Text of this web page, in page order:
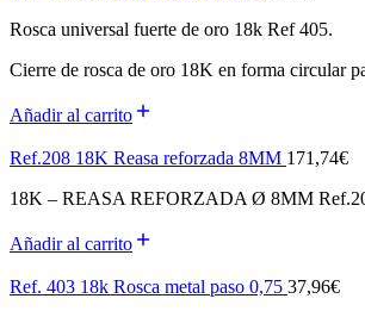
Rosca universal fuerte de oro 18k Ref 405.
Cierre de rosca de oro 18K en forma circular
Añadir al carrito
Ref.208 18K Reasa reforzada 8MM 171,74€
18K – REASA REFORZADA Ø 8MM
Añadir al carrito
Ref. 403 18k Rosca metal paso 0,75 37,96€